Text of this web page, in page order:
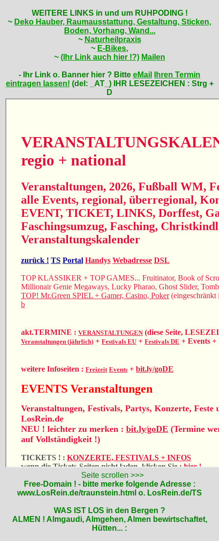
WEITERE LINKS in und um RUHPODING !
~ Deko Hauber, Raumausstattung, Gestaltung, Sticken,
Boden, Vorhang, Wand...
~ Naturheilpraxis
~ E-Bikes,
~ (Ihr Link auch hier !?) Mailen
- Ihr Link o. Banner hier ? Bitte eMail
Ihren Termin
eintragen lassen! (del: _AT_) IHR LESEZEICHEN : Strg +
D
Seite scrollen >>>
Free-Domain ! - bitte merke folgende Adresse :
www.LosRein.de/traunstein.html o. LosRein.de/TS
WAS IST LOS in den Bergen ?
ALMEN ! Almgaudi, Almgehen, Almen bewirtschaftet,
Hütten... :